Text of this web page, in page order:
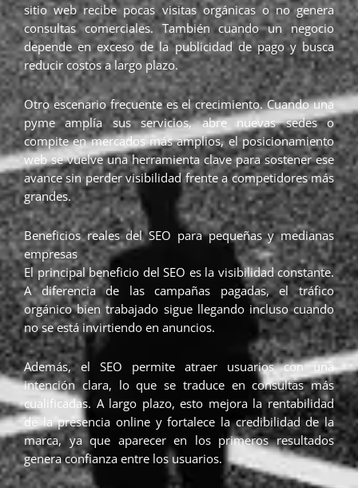
sitio web recibe pocas visitas orgánicas o no genera
consultas comerciales. También cuando un negocio
depende en exceso de la publicidad de pago y busca
reducir costos a largo plazo.
Otro escenario frecuente es el crecimiento. Cuando una
pyme amplía sus servicios, abre nuevas sedes o
compite en mercados más amplios, el posicionamiento
web se vuelve una herramienta clave para sostener ese
avance sin perder visibilidad frente a competidores más
grandes.
Beneficios reales del SEO para pequeñas y medianas
empresas
El principal beneficio del SEO es la visibilidad constante.
A diferencia de las campañas pagadas, el tráfico
orgánico bien trabajado sigue llegando incluso cuando
no se está invirtiendo en anuncios.
Además, el SEO permite atraer usuarios con una
intención clara, lo que se traduce en consultas más
cualificadas. A largo plazo, esto mejora la rentabilidad
de la presencia online y fortalece la credibilidad de la
marca, ya que aparecer en los primeros resultados
genera confianza entre los usuarios.